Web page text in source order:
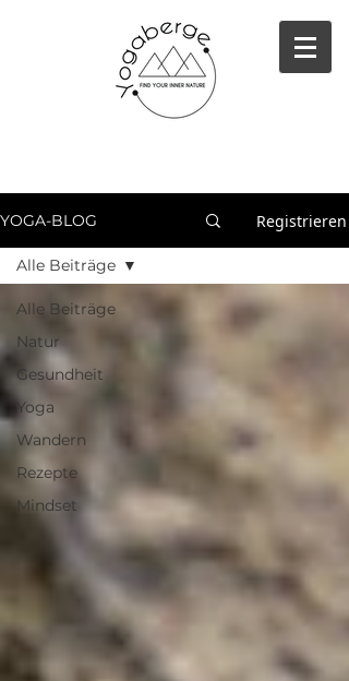
YOGA-BLOG Registrieren
Alle Beiträge
Natur
Gesundheit
Yoga
Wandern
Rezepte
Mindset
Alle Beiträge